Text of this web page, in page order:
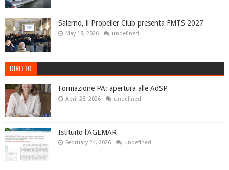
Salerno, il Propeller Club presenta FMTS 2027
May 18, 2026 undefined
DIRITTO
Formazione PA: apertura alle AdSP
April 28, 2026 undefined
Istituito l'AGEMAR
February 24, 2026 undefined